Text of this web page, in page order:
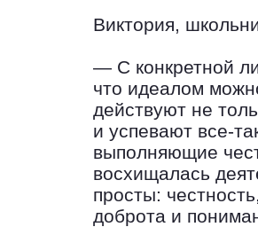
Виктория,
— С конкретной
что идеалом
действуют не
и успевают все-
выполняющие
восхищалась
просты:
доброта и